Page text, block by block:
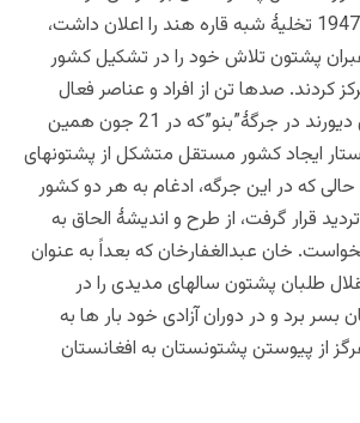
بریتانیا در سوم جون 1947 تخلیۀ شبه قاره هند را اعلان داشت،
پشتون تلاش خود را در تشکیل کشور
کردند. صدها تن از افراد و عناصر فعال
جامعه پشتون آنسوی دیورند در جرگۀ”بنو”که در 21 جون همین
ایجاد کشور مستقل متشکل از پشتونهای
که در این جرگه، ادغام به هر دو کشور
قرار گرفت، از طرح و اندیشۀ الحاق به
خان عبدالغفارخان که بعداً به عنوان
طلبان پشتون سالهای مدیدی را در
بسر برد و در دوران آزادی خود بار ها به
از پیوستن پشتونستان به افغانستان